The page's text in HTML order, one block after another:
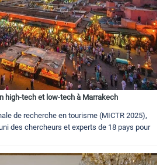
high-tech et low-tech à Marrakech
de recherche en tourisme (MICTR 2025),
des chercheurs et experts de 18 pays pour